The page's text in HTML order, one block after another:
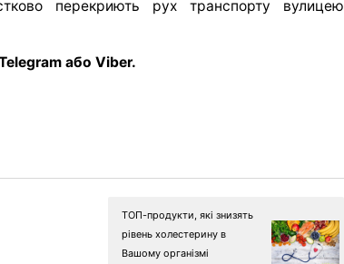
перекриють рух транспорту вулицею
або Viber.
ТОП-продукти, які знизять
рівень холестерину в
Вашому організмі